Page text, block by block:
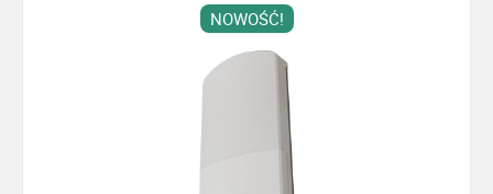
NOWOŚĆ!